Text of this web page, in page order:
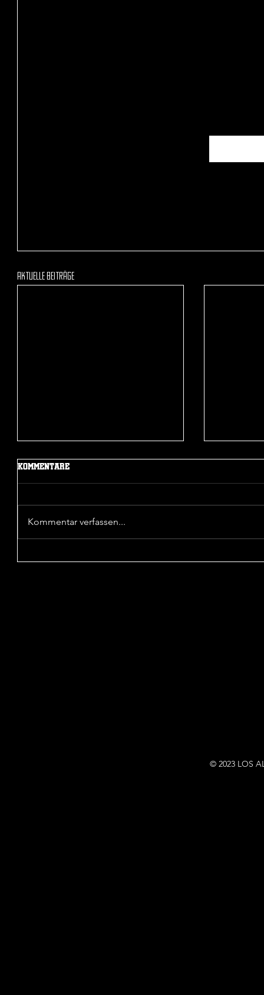
Mehr Beiträge
© 2023 LOS
Aktuelle Beiträge
Sieg in der 1. Pokalrunde
Kommentare
Kommentar verfassen...